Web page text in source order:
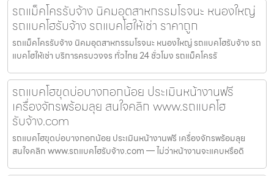
รถแม็คโครรับจ้าง นิคมอุตสาหกรรมโรจนะ หนองใหญ่
รถแบคโฮรับจ้าง รถแบคโฮให้เช่า ราคาถูก
รถแม็คโครรับจ้าง นิคมอุตสาหกรรมโรจนะ หนองใหญ่ รถแบคโฮรับจ้าง รถ
แบคโฮให้เช่า บริการครบวงจร ทั่วไทย 24 ชั่วโมง รถแม็คโครรั
รถแบคโฮขุดบ่อบางกอกน้อย ประเมินหน้างานฟรี
เครื่องจักรพร้อมลุย สนใจคลิก www.รถแบคโฮ
รับจ้าง.com
รถแบคโฮขุดบ่อบางกอกน้อย ประเมินหน้างานฟรี เครื่องจักรพร้อมลุย
สนใจคลิก www.รถแบคโฮรับจ้าง.com — ไม่ว่าหน้างานจะแคบหรือดิ